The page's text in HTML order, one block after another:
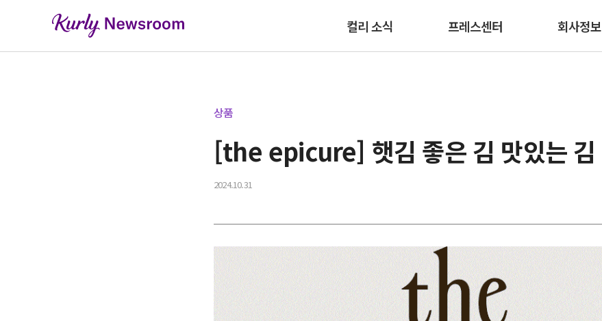
컬리 소식 프레스센터 회사정보
상품
[the epicure] 햇김 좋은 김 맛있는 김
2024.10.31